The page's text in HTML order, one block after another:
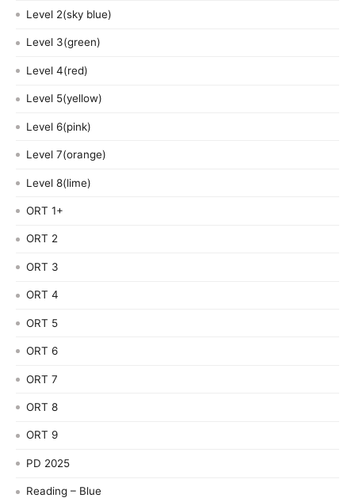
Level 2(sky blue)
Level 3(green)
Level 4(red)
Level 5(yellow)
Level 6(pink)
Level 7(orange)
Level 8(lime)
ORT 1+
ORT 2
ORT 3
ORT 4
ORT 5
ORT 6
ORT 7
ORT 8
ORT 9
PD 2025
Reading – Blue